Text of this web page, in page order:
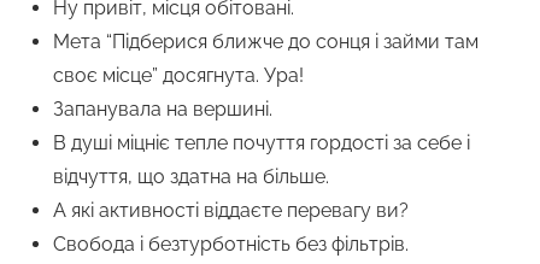
Ну привіт, місця обітовані.
Мета “Підберися ближче до сонця і займи там
своє місце” досягнута. Ура!
Запанувала на вершині.
В душі міцніє тепле почуття гордості за себе і
відчуття, що здатна на більше.
А які активності віддаєте перевагу ви?
Свобода і безтурботність без фільтрів.